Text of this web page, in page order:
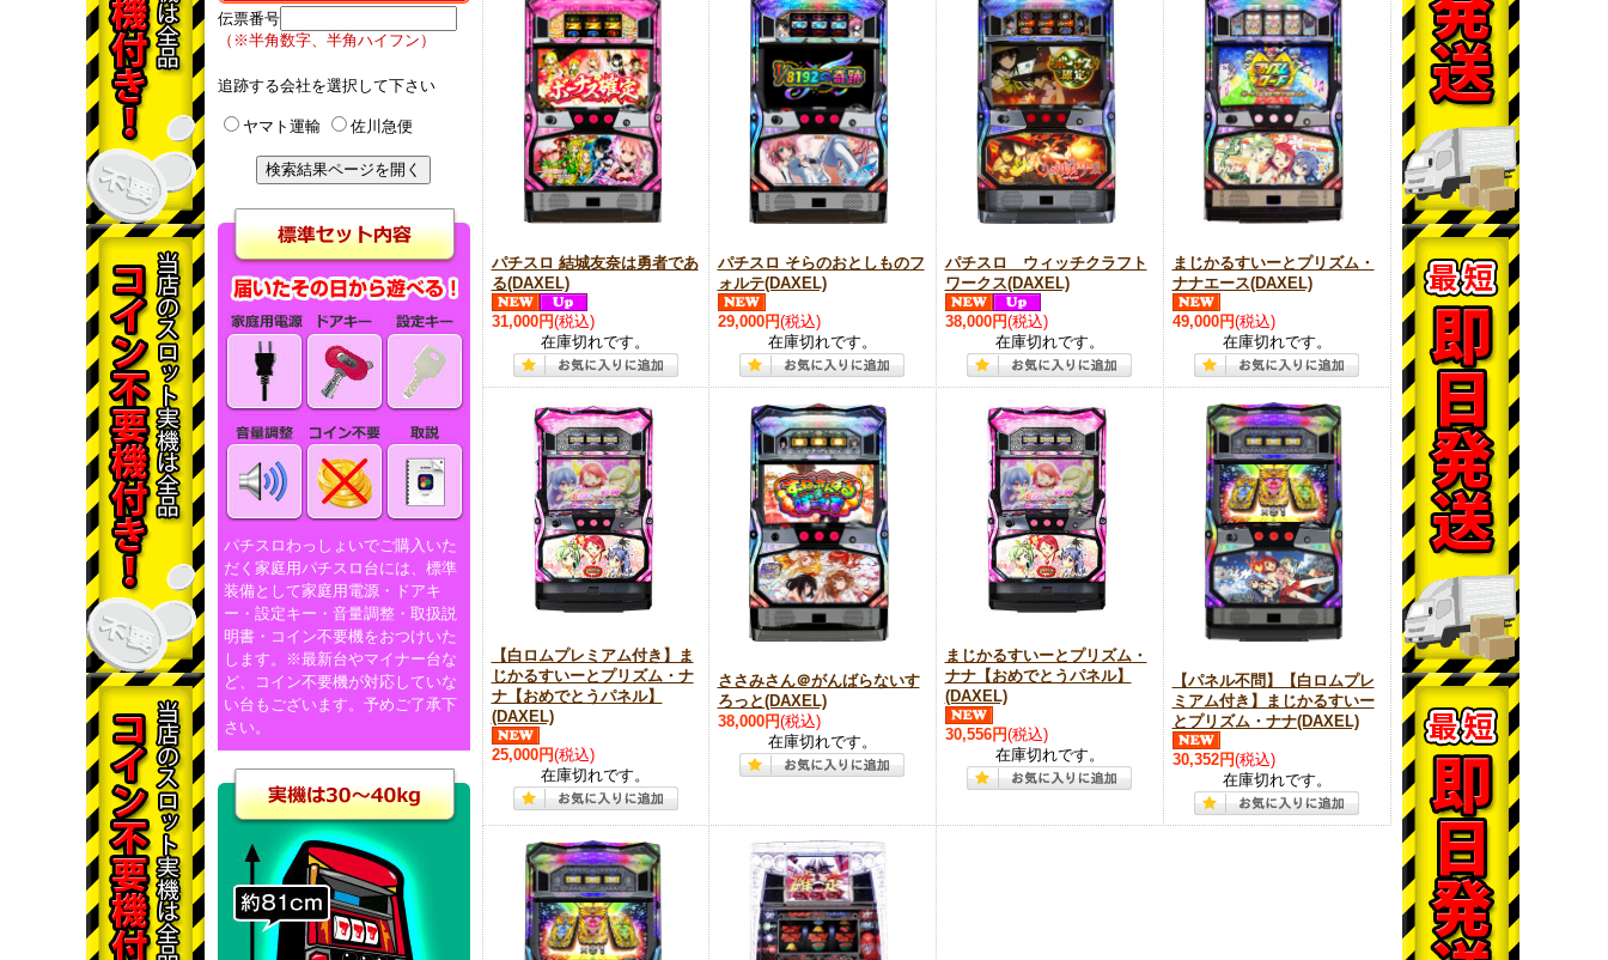
伝票番号
（※半角数字、半角ハイフン）
追跡する会社を選択して下さい
ヤマト運輸 佐川急便
パチスロわっしょいでご購入いた
だく家庭用パチスロ台には、標準
装備として家庭用電源・ドアキ
ー・設定キー・音量調整・取扱説
明書・コイン不要機をおつけいた
します。※最新台やマイナー台な
ど、コイン不要機が対応していな
い台もございます。予めご了承下
さい。
パチスロ 結城友奈は勇者であ
る(DAXEL)
31,000円(税込)
在庫切れです。
パチスロ そらのおとしものフ
ォルテ(DAXEL)
29,000円(税込)
在庫切れです。
パチスロ ウィッチクラフト
ワークス(DAXEL)
38,000円(税込)
在庫切れです。
まじかるすいーとプリズム・
ナナエース(DAXEL)
49,000円(税込)
在庫切れです。
【白ロムプレミアム付き】ま
じかるすいーとプリズム・ナ
ナ【おめでとうパネル】
(DAXEL)
25,000円(税込)
在庫切れです。
ささみさん＠がんばらないす
ろっと(DAXEL)
38,000円(税込)
在庫切れです。
まじかるすいーとプリズム・
ナナ【おめでとうパネル】
(DAXEL)
30,556円(税込)
在庫切れです。
【パネル不問】【白ロムプレ
ミアム付き】まじかるすいー
とプリズム・ナナ(DAXEL)
30,352円(税込)
在庫切れです。